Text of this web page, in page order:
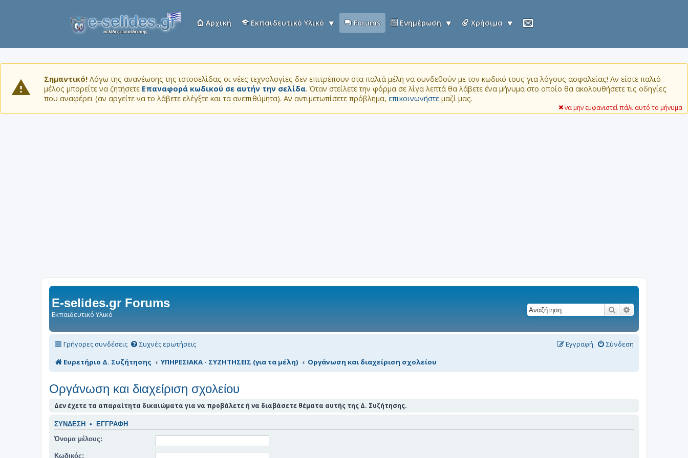
Αρχική Εκπαιδευτικό Υλικό Forums Ενημέρωση Χρήσιμα
Σημαντικό! Λόγω της ανανέωσης της ιστοσελίδας οι νέες τεχνολογίες δεν επιτρέπουν στα παλιά μέλη να συνδεθούν με τον κωδικό τους για λόγους ασφαλείας! Αν είστε παλιό
μέλος μπορείτε να ζητήσετε Επαναφορά κωδικού σε αυτήν την σελίδα. Όταν στείλετε την φόρμα σε λίγα λεπτά θα λάβετε ένα μήνυμα στο οποίο θα ακολουθήσετε τις οδηγίες
που αναφέρει (αν αργείτε να το λάβετε ελέγξτε και τα ανεπιθύμητα). Αν αντιμετωπίσετε πρόβλημα, επικοινωνήστε μαζί μας.
να μην εμφανιστεί πάλι αυτό το μήνυμα
E-selides.gr Forums
Εκπαιδευτικό Υλικό
Αναζήτηση
Γρήγορες συνδέσεις Συχνές ερωτήσεις Σύνδεση
Εγγραφή
Ευρετήριο Δ. Συζήτησης
ΥΠΗΡΕΣΙΑΚΑ - ΣΥΖΗΤΗΣΕΙΣ (για τα μέλη) Οργάνωση και διαχείριση σχολείου
Οργάνωση και διαχείριση σχολείου
Δεν έχετε τα απαραίτητα δικαιώματα για να προβάλετε ή να διαβάσετε θέματα αυτής της Δ. Συζήτησης.
ΣΎΝΔΕΣΗ • ΕΓΓΡΑΦΉ
Όνομα μέλους:
Κωδικός: